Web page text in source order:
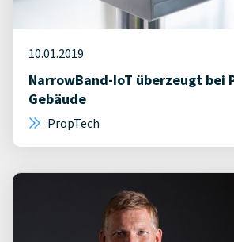
10.01.2019
NarrowBand-IoT überzeugt bei
Gebäude
PropTech